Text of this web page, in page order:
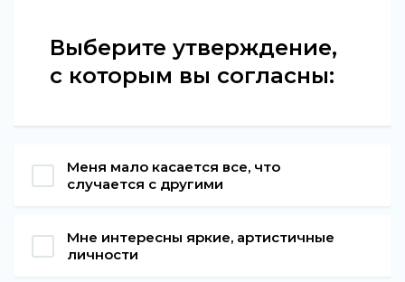
Выберите утверждение,
с которым вы согласны:
Меня мало касается все, что
случается с другими
Мне интересны яркие, артистичные
личности